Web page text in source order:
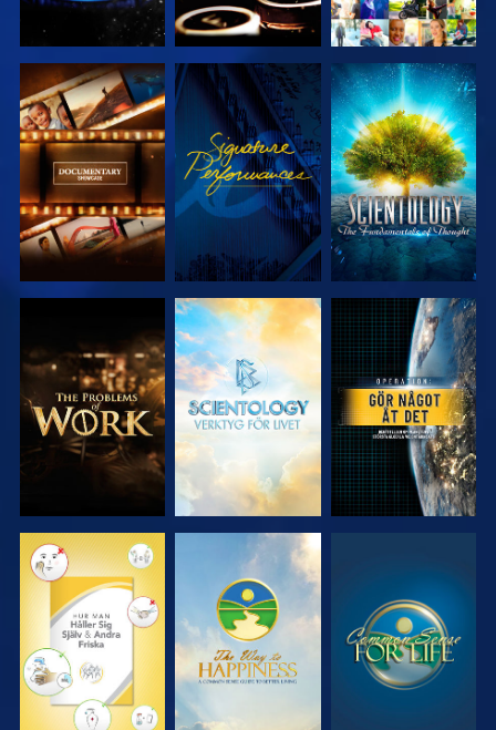
UTFORSKA
SERIEN
TITTA
UTFORSKA
SERIEN
UTFORSKA
SERIEN
UTFORSKA
SERIEN
TITTA
TITTA TITTA TITTA